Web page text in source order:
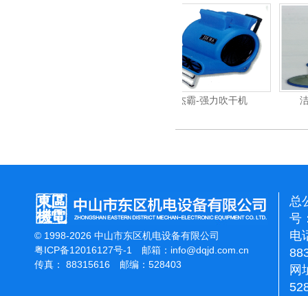
杰霸-强力吹干机
© 1998-2026 中山市东区机电设备有限公司
粤ICP备12016127号-1
邮箱： info@dqjd.com.cn
传真： 88315616 邮编：528403
总
号
电
网